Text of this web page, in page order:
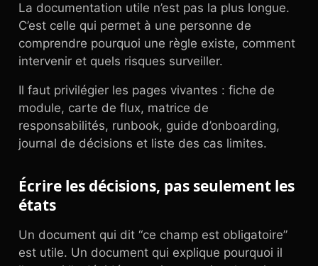
La documentation utile n’est pas la plus longue.
C’est celle qui permet à une personne de
comprendre pourquoi une règle existe, comment
intervenir et quels risques surveiller.
Il faut privilégier les pages vivantes : fiche de
module, carte de flux, matrice de
responsabilités, runbook, guide d’onboarding,
journal de décisions et liste des cas limites.
Écrire les décisions, pas seulement les
états
Un document qui dit “ce champ est obligatoire”
est utile. Un document qui explique pourquoi il